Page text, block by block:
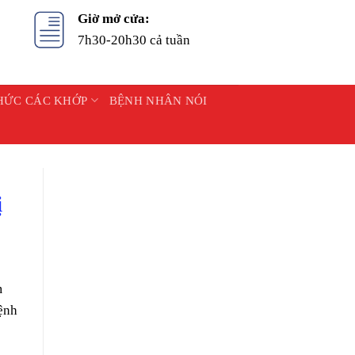
Giờ mở cửa:
7h30-20h30 cả tuần
CÁC KHỚP BỆNH NHÂN NÓI